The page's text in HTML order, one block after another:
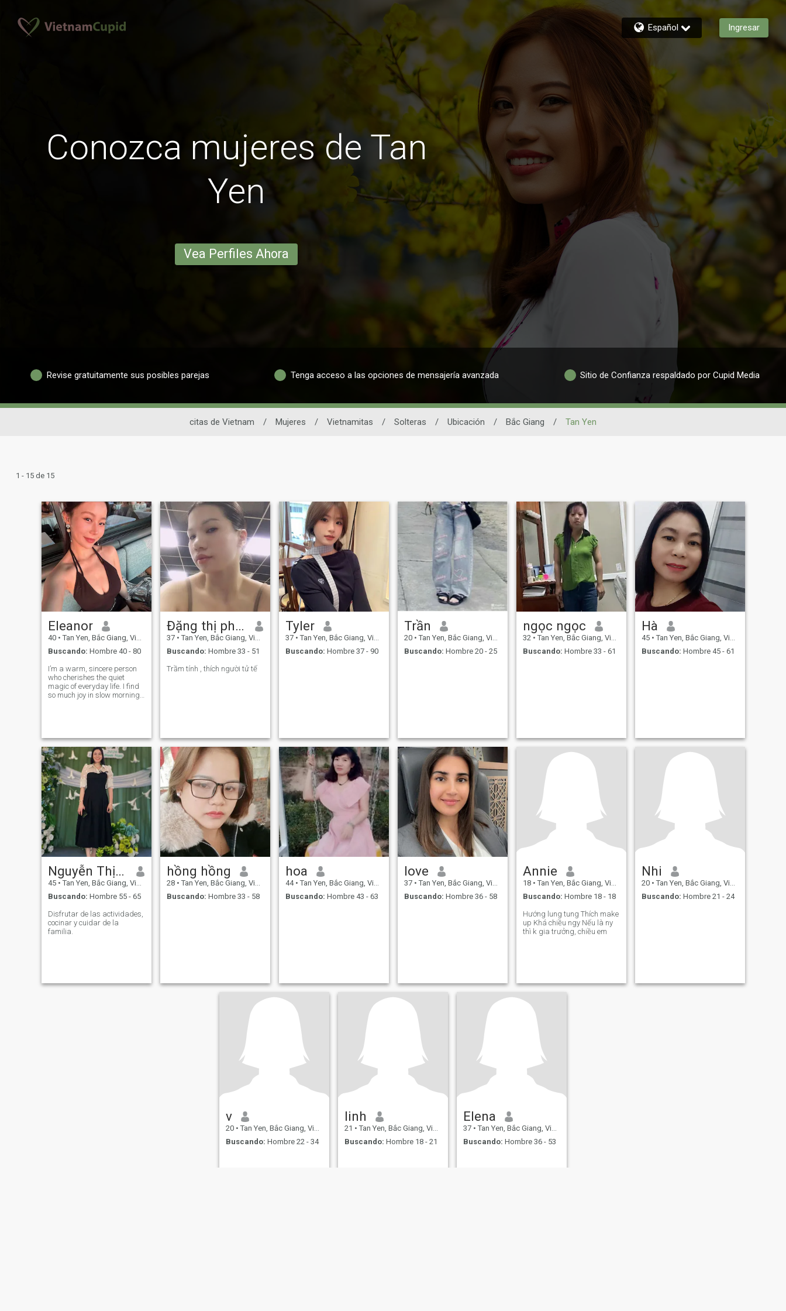
Español Ingresar
Conozca mujeres de Tan
Yen
Vea Perfiles Ahora
Revise gratuitamente sus posibles parejas Tenga acceso a las opciones de mensajería avanzada Sitio de Confianza respaldado por Cupid Media
citas de Vietnam / Mujeres / Vietnamitas / Solteras / Ubicación / Bắc Giang / Tan Yen
1 - 15 de 15
Eleanor
40 • Tan Yen, Bắc Giang, Vietnam
Buscando: Hombre 40 - 80
I’m a warm, sincere person
who cherishes the quiet
magic of everyday life. I find
so much joy in slow morning
for hours about nothing and
ever
Đặng thị phuong
37 • Tan Yen, Bắc Giang, Vietnam
Buscando: Hombre 33 - 51
Trầm tính , thích người tử tế
Tyler
37 • Tan Yen, Bắc Giang, Vietnam
Buscando: Hombre 37 - 90
Trần
20 • Tan Yen, Bắc Giang, Vietnam
Buscando: Hombre 20 - 25
ngọc ngọc
32 • Tan Yen, Bắc Giang, Vietnam
Buscando: Hombre 33 - 61
Hà
45 • Tan Yen, Bắc Giang, Vietnam
Buscando: Hombre 45 - 61
Nguyễn Thị Hà
45 • Tan Yen, Bắc Giang, Vietnam
Buscando: Hombre 55 - 65
Disfrutar de las actividades,
cocinar y cuidar de la
familia.
hồng hồng
28 • Tan Yen, Bắc Giang, Vietnam
Buscando: Hombre 33 - 58
hoa
44 • Tan Yen, Bắc Giang, Vietnam
Buscando: Hombre 43 - 63
love
37 • Tan Yen, Bắc Giang, Vietnam
Buscando: Hombre 36 - 58
Annie
18 • Tan Yen, Bắc Giang, Vietnam
Buscando: Hombre 18 - 18
Hướng lung tung Thích make
up Khá chiều ngy Nếu là ny
thì k gia trưởng, chiều em
Nhi
20 • Tan Yen, Bắc Giang, Vietnam
Buscando: Hombre 21 - 24
v
20 • Tan Yen, Bắc Giang, Vietnam
Buscando: Hombre 22 - 34
linh
21 • Tan Yen, Bắc Giang, Vietnam
Buscando: Hombre 18 - 21
Elena
37 • Tan Yen, Bắc Giang, Vietnam
Buscando: Hombre 36 - 53